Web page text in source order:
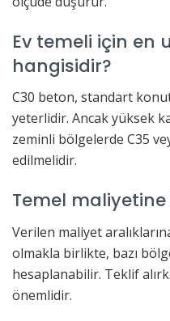
Ev temeli için en
hangisidir?
C30 beton, standart
yeterlidir. Ancak yüksek
zeminli bölgelerde C35
edilmelidir.
Temel
Verilen maliyet
olmakla birlikte, bazı
hesaplanabilir. Teklif
önemlidir.